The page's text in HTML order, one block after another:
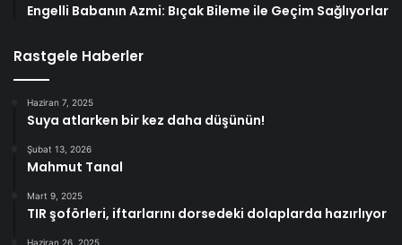
Engelli Babanın Azmi: Bıçak Bileme ile Geçim Sağlıyorlar
Rastgele Haberler
Haziran 7, 2025
Suya atlarken bir kez daha düşünün!
Şubat 13, 2026
Mahmut Tanal
Mart 9, 2025
TIR şoförleri, iftarlarını dorsedeki dolaplarda hazırlıyor
Haziran 26, 2025